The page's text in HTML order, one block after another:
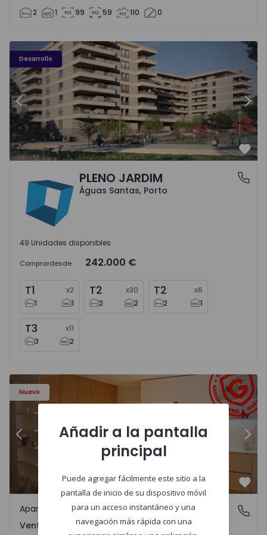
2 1 99 59 110 0
Desarrollo
PLENO JARDIM - 3
Anterior
Águas Santas, PortoPLENO JARDIM
Águas Santas, Porto
49 Unidades disponibles
Comprardesde 242.000 €
T1 x2
1
1
T2 x30
2
2
T2 x6
2
1
T3 x11
3
2
Nuevo
Apartamento T2 Amadora, Venteira - 1575182 - 15
Anterior
Venteira, Lisboa
Apartamento
Venteira, Lisboa
Añadir a la pantalla
principal
Puede agregar fácilmente este sitio a la
pantalla de inicio de su dispositivo móvil
para un acceso instantáneo y una
navegación más rápida con una